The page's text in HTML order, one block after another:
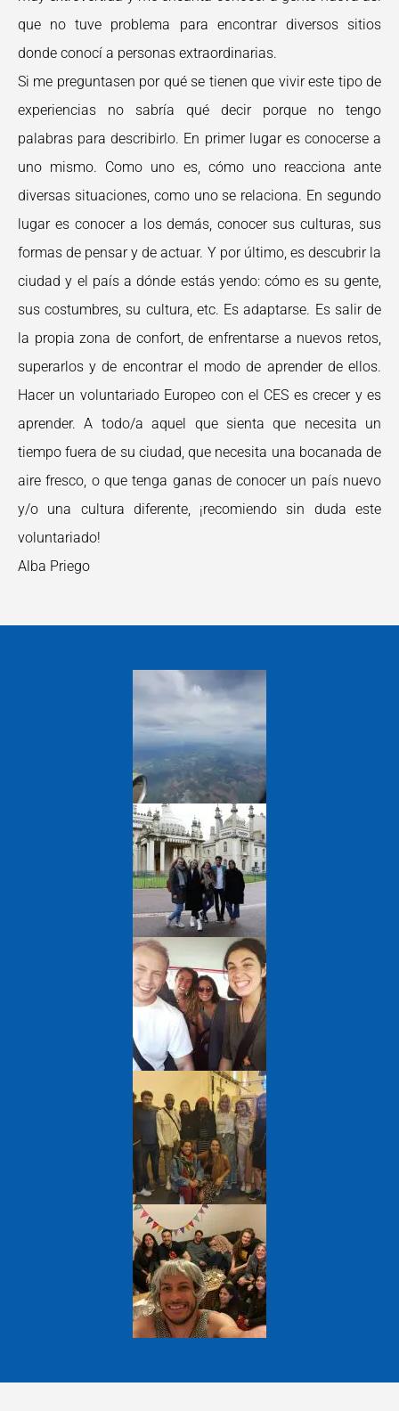
que no tuve problema para encontrar diversos sitios
donde conocí a personas extraordinarias.
Si me preguntasen por qué se tienen que vivir este tipo de
experiencias no sabría qué decir porque no tengo
palabras para describirlo. En primer lugar es conocerse a
uno mismo. Como uno es, cómo uno reacciona ante
diversas situaciones, como uno se relaciona. En segundo
lugar es conocer a los demás, conocer sus culturas, sus
formas de pensar y de actuar. Y por último, es descubrir la
ciudad y el país a dónde estás yendo: cómo es su gente,
sus costumbres, su cultura, etc. Es adaptarse. Es salir de
la propia zona de confort, de enfrentarse a nuevos retos,
superarlos y de encontrar el modo de aprender de ellos.
Hacer un voluntariado Europeo con el CES es crecer y es
aprender. A todo/a aquel que sienta que necesita un
tiempo fuera de su ciudad, que necesita una bocanada de
aire fresco, o que tenga ganas de conocer un país nuevo
y/o una cultura diferente, ¡recomiendo sin duda este
voluntariado!
Alba Priego